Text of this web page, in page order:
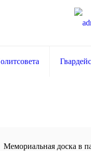
Мемориальная доска в